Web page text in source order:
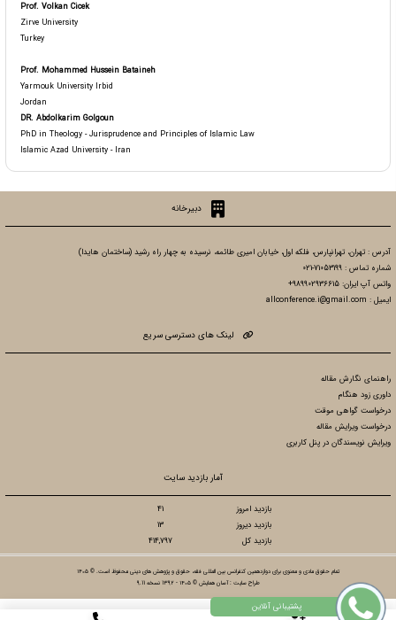
Prof. Volkan Cicek
Zirve University
Turkey
Prof. Mohammed Hussein Bataineh
Yarmouk University Irbid
Jordan
DR. Abdolkarim Golgoun
PhD in Theology - Jurisprudence and Principles of Islamic Law
Islamic Azad University - Iran
دبیرخانه
آدرس : تهران، تهرانپارس، فلکه اول، خیابان امیری طائمه، نرسیده به چهار راه رشید (ساختمان هایدا)
شماره تماس : 71053199-021
واتس آپ ایران: 989902936615+
ایمیل : allconference.i@gmail.com
لینک های دسترسی سریع
راهنمای نگارش مقاله
داوری زود هنگام
درخواست گواهی موقت
درخواست ویرایش مقاله
ویرایش نویسندگان در پنل کاربری
آمار بازدید سایت
بازدید امروز
41
بازدید دیروز
13
بازدید کل
414,797
تمام حقوق مادی و معنوی برای دوازدهمین کنفرانس بین المللی فقه، حقوق و پژوهش های دینی محفوظ است. © ۱۴۰۵
طراح سایت :آسان همایش © ۱۴۰۵ - 1392 نسخه 9.11